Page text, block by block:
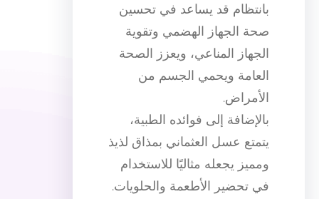
بانتظام قد يساعد في تحسين
صحة الجهاز الهضمي وتقوية
الجهاز المناعي، ويعزز الصحة
العامة ويحمي الجسم من
الأمراض.
بالإضافة إلى فوائده الطبية،
يتمتع عسل العثماني بمذاق لذيذ
ومميز يجعله مثاليًا للاستخدام
في تحضير الأطعمة والحلويات.